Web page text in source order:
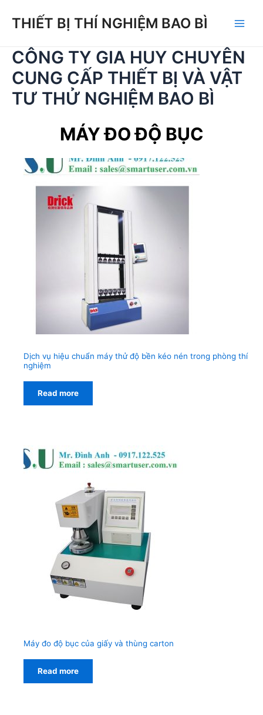
THIẾT BỊ THÍ NGHIỆM BAO BÌ
CÔNG TY GIA HUY CHUYÊN
CUNG CẤP THIẾT BỊ VÀ VẬT
TƯ THỬ NGHIỆM BAO BÌ
MÁY ĐO ĐỘ BỤC
Dịch vụ hiệu chuẩn máy thử độ bền kéo nén trong phòng thí
nghiệm
Read more
Máy đo độ bục của giấy và thùng carton
Read more